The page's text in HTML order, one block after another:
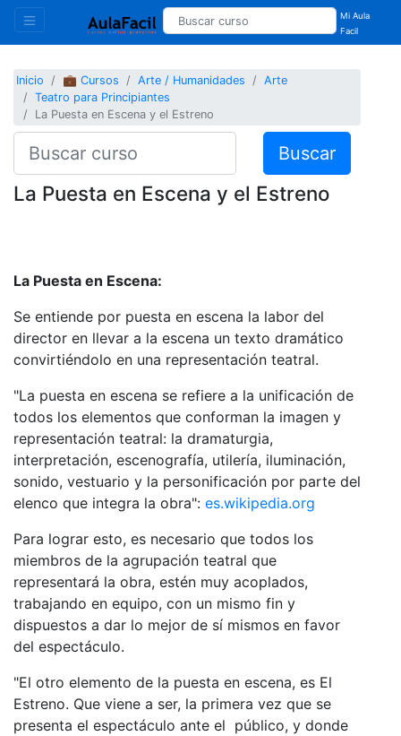
Mi Aula
Facil
Inicio 💼 Cursos Arte / Humanidades
Arte
Teatro para Principiantes
La Puesta en Escena y el Estreno
Buscar
La Puesta en Escena y el Estreno
La Puesta en Escena:
Se entiende por puesta en escena la labor del
director en llevar a la escena un texto dramático
convirtiéndolo en una representación teatral.
"La puesta en escena se refiere a la unificación de
todos los elementos que conforman la imagen y
representación teatral: la dramaturgia,
interpretación, escenografía, utilería, iluminación,
sonido, vestuario y la personificación por parte del
elenco que integra la obra": es.wikipedia.org
Para lograr esto, es necesario que todos los
miembros de la agrupación teatral que
representará la obra, estén muy acoplados,
trabajando en equipo, con un mismo fin y
dispuestos a dar lo mejor de sí mismos en favor
del espectáculo.
"El otro elemento de la puesta en escena, es El
Estreno. Que viene a ser, la primera vez que se
presenta el espectáculo ante el público, y donde